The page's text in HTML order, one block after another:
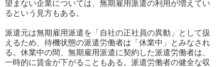
望まない企業については、無期雇用派遣の利用が増えてい
るという見方もある。
派遣元は無期雇用派遣を「自社の正社員の異動」として扱
えるため、待機状態の派遣労働者は「休業中」とみなされ
る。休業中の間、無期雇用派遣に契約した派遣労働者は、
一時的に賃金が下がることもある。派遣労働者の健全な収